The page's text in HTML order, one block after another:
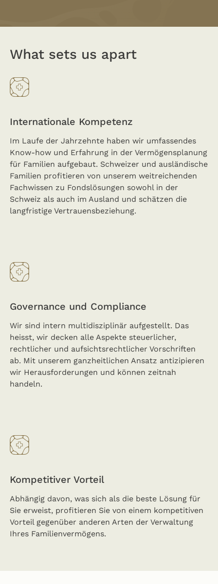
What sets us apart
Internationale Kompetenz
Im Laufe der Jahrzehnte haben wir umfassendes
Know-how und Erfahrung in der Vermögensplanung
für Familien aufgebaut. Schweizer und ausländische
Familien profitieren von unserem weitreichenden
Fachwissen zu Fondslösungen sowohl in der
Schweiz als auch im Ausland und schätzen die
langfristige Vertrauensbeziehung.
Governance und Compliance
Wir sind intern multidisziplinär aufgestellt. Das
heisst, wir decken alle Aspekte steuerlicher,
rechtlicher und aufsichtsrechtlicher Vorschriften
ab. Mit unserem ganzheitlichen Ansatz antizipieren
wir Herausforderungen und können zeitnah
handeln.
Kompetitiver Vorteil
Abhängig davon, was sich als die beste Lösung für
Sie erweist, profitieren Sie von einem kompetitiven
Vorteil gegenüber anderen Arten der Verwaltung
Ihres Familienvermögens.